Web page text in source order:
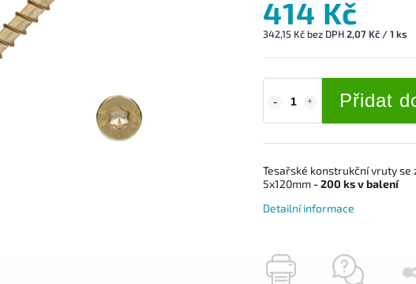
414 Kč
342,15 Kč bez DPH2,07 Kč / 1 ks
Přidat
Tesařské konstrukční vruty
5x120mm- 200 ks v balení
Detailní informace